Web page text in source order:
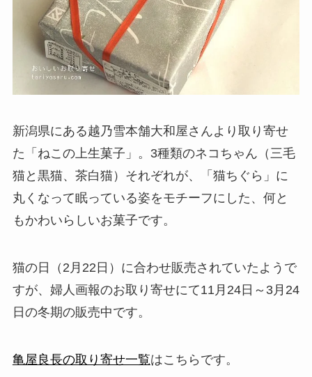
新潟県にある越乃雪本舗大和屋さんより取り寄せ
た「ねこの上生菓子」。3種類のネコちゃん（三毛
猫と黒猫、茶白猫）それぞれが、「猫ちぐら」に
丸くなって眠っている姿をモチーフにした、何と
もかわいらしいお菓子です。
猫の日（2月22日）に合わせ販売されていたようで
すが、婦人画報のお取り寄せにて11月24日～3月24
日の冬期の販売中です。
亀屋良長の取り寄せ一覧はこちらです。